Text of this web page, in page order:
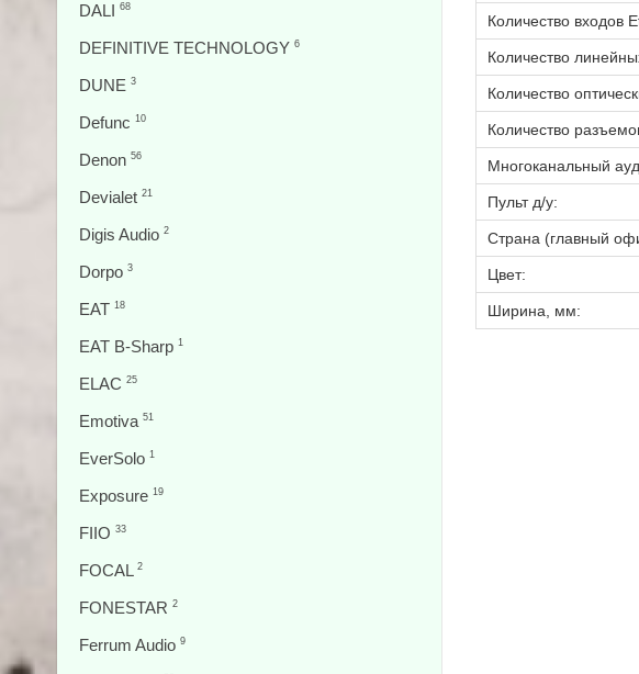
Количество входов
Количество
Количество
Количество
Многоканальный
Пульт д/у:
Страна (главный
Цвет:
Ширина, мм:
DALI 68
DEFINITIVE TECHNOLOGY 6
DUNE 3
Defunc 10
Denon 56
Devialet 21
Digis Audio 2
Dorpo 3
EAT 18
EAT B-Sharp 1
ELAC 25
Emotiva 51
EverSolo 1
Exposure 19
FIIO 33
FOCAL 2
FONESTAR 2
Ferrum Audio 9